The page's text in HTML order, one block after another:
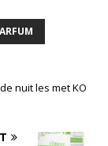
nuit les met KO